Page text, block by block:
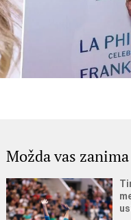
Možda vas zanima